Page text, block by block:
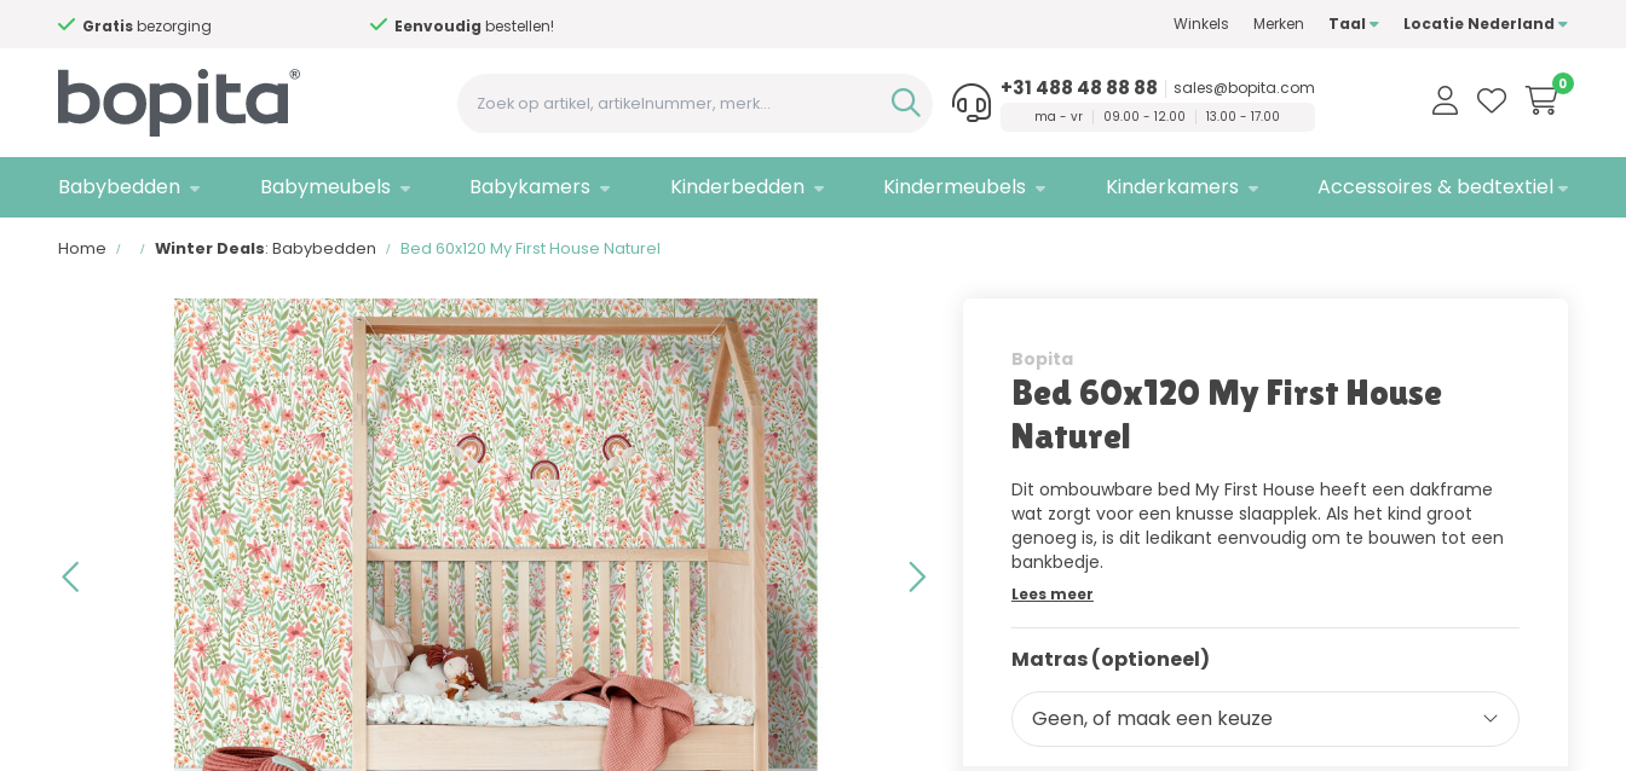
Gratisbezorging Eenvoudigbestellen! kwaliteitsmerken Gratisbezorging
Winkels Merken Taal Locatie Nederland
0
+31 488 48 88 88 sales@bopita.com
ma - vr 09.00 - 12.00 13.00 - 17.00
Babybedden Babymeubels Babykamers Kinderbedden Kindermeubels Kinderkamers Accessoires & bedtextiel
Home Winter Deals: Babybedden Bed 60x120 My First House Naturel
Bopita
Bed 60x120 My First House
Naturel
Dit ombouwbare bed My First House heeft een dakframe
wat zorgt voor een knusse slaapplek. Als het kind groot
genoeg is, is dit ledikant eenvoudig om te bouwen tot een
bankbedje.
Lees meer
Matras (optioneel)
Geen, of maak een keuze